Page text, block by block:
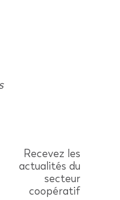
Recevez les
actualités du
secteur
coopératif